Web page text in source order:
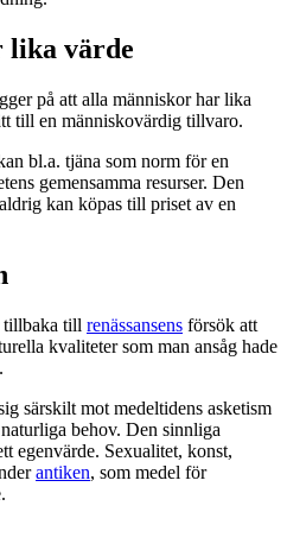
lika värde
på att alla människor har lika
till en människovärdig tillvaro.
bl.a. tjäna som norm för en
gemensamma resurser. Den
kan köpas till priset av en
tillbaka till renässansens försök att
kvaliteter som man ansåg hade
.
särskilt mot medeltidens asketism
behov. Den sinnliga
egenvärde. Sexualitet, konst,
antiken, som medel för